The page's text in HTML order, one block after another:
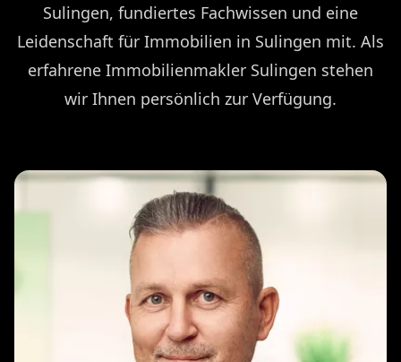
Sulingen, fundiertes Fachwissen und eine
Leidenschaft für Immobilien in Sulingen mit. Als
erfahrene Immobilienmakler Sulingen stehen
wir Ihnen persönlich zur Verfügung.